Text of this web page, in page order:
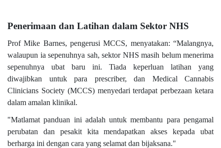
Penerimaan dan Latihan dalam Sektor NHS
Prof Mike Barnes, pengerusi MCCS, menyatakan: “Malangnya,
walaupun ia sepenuhnya sah, sektor NHS masih belum menerima
sepenuhnya ubat baru ini. Tiada keperluan latihan yang
diwajibkan untuk para prescriber, dan Medical Cannabis
Clinicians Society (MCCS) menyedari terdapat perbezaan ketara
dalam amalan klinikal.
"Matlamat panduan ini adalah untuk membantu para pengamal
perubatan dan pesakit kita mendapatkan akses kepada ubat
berharga ini dengan cara yang selamat dan bijaksana."